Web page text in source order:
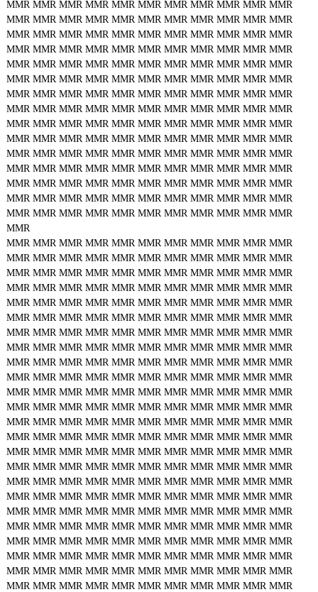
MMR MMR MMR MMR MMR MMR MMR MMR MMR MMR MMR
MMR MMR MMR MMR MMR MMR MMR MMR MMR MMR MMR
MMR MMR MMR MMR MMR MMR MMR MMR MMR MMR MMR
MMR MMR MMR MMR MMR MMR MMR MMR MMR MMR MMR
MMR MMR MMR MMR MMR MMR MMR MMR MMR MMR MMR
MMR MMR MMR MMR MMR MMR MMR MMR MMR MMR MMR
MMR MMR MMR MMR MMR MMR MMR MMR MMR MMR MMR
MMR MMR MMR MMR MMR MMR MMR MMR MMR MMR MMR
MMR MMR MMR MMR MMR MMR MMR MMR MMR MMR MMR
MMR MMR MMR MMR MMR MMR MMR MMR MMR MMR MMR
MMR MMR MMR MMR MMR MMR MMR MMR MMR MMR MMR
MMR MMR MMR MMR MMR MMR MMR MMR MMR MMR MMR
MMR MMR MMR MMR MMR MMR MMR MMR MMR MMR MMR
MMR MMR MMR MMR MMR MMR MMR MMR MMR MMR MMR
MMR MMR MMR MMR MMR MMR MMR MMR MMR MMR MMR
MMR
MMR MMR MMR MMR MMR MMR MMR MMR MMR MMR MMR
MMR MMR MMR MMR MMR MMR MMR MMR MMR MMR MMR
MMR MMR MMR MMR MMR MMR MMR MMR MMR MMR MMR
MMR MMR MMR MMR MMR MMR MMR MMR MMR MMR MMR
MMR MMR MMR MMR MMR MMR MMR MMR MMR MMR MMR
MMR MMR MMR MMR MMR MMR MMR MMR MMR MMR MMR
MMR MMR MMR MMR MMR MMR MMR MMR MMR MMR MMR
MMR MMR MMR MMR MMR MMR MMR MMR MMR MMR MMR
MMR MMR MMR MMR MMR MMR MMR MMR MMR MMR MMR
MMR MMR MMR MMR MMR MMR MMR MMR MMR MMR MMR
MMR MMR MMR MMR MMR MMR MMR MMR MMR MMR MMR
MMR MMR MMR MMR MMR MMR MMR MMR MMR MMR MMR
MMR MMR MMR MMR MMR MMR MMR MMR MMR MMR MMR
MMR MMR MMR MMR MMR MMR MMR MMR MMR MMR MMR
MMR MMR MMR MMR MMR MMR MMR MMR MMR MMR MMR
MMR MMR MMR MMR MMR MMR MMR MMR MMR MMR MMR
MMR MMR MMR MMR MMR MMR MMR MMR MMR MMR MMR
MMR MMR MMR MMR MMR MMR MMR MMR MMR MMR MMR
MMR MMR MMR MMR MMR MMR MMR MMR MMR MMR MMR
MMR MMR MMR MMR MMR MMR MMR MMR MMR MMR MMR
MMR MMR MMR MMR MMR MMR MMR MMR MMR MMR MMR
MMR MMR MMR MMR MMR MMR MMR MMR MMR MMR MMR
MMR MMR MMR MMR MMR MMR MMR MMR MMR MMR MMR
MMR MMR MMR MMR MMR MMR MMR MMR MMR MMR MMR